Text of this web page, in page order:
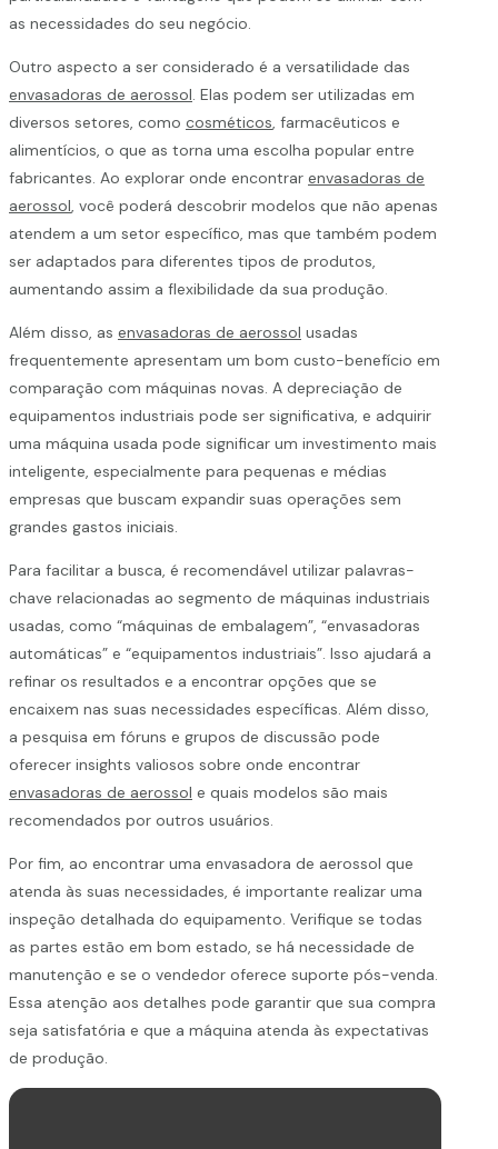
as necessidades do seu negócio.
Outro aspecto a ser considerado é a versatilidade das
envasadoras de aerossol. Elas podem ser utilizadas em
diversos setores, como cosméticos, farmacêuticos e
alimentícios, o que as torna uma escolha popular entre
fabricantes. Ao explorar onde encontrar envasadoras de
aerossol, você poderá descobrir modelos que não apenas
atendem a um setor específico, mas que também podem
ser adaptados para diferentes tipos de produtos,
aumentando assim a flexibilidade da sua produção.
Além disso, as envasadoras de aerossol usadas
frequentemente apresentam um bom custo-benefício em
comparação com máquinas novas. A depreciação de
equipamentos industriais pode ser significativa, e adquirir
uma máquina usada pode significar um investimento mais
inteligente, especialmente para pequenas e médias
empresas que buscam expandir suas operações sem
grandes gastos iniciais.
Para facilitar a busca, é recomendável utilizar palavras-
chave relacionadas ao segmento de máquinas industriais
usadas, como “máquinas de embalagem”, “envasadoras
automáticas” e “equipamentos industriais”. Isso ajudará a
refinar os resultados e a encontrar opções que se
encaixem nas suas necessidades específicas. Além disso,
a pesquisa em fóruns e grupos de discussão pode
oferecer insights valiosos sobre onde encontrar
envasadoras de aerossol e quais modelos são mais
recomendados por outros usuários.
Por fim, ao encontrar uma envasadora de aerossol que
atenda às suas necessidades, é importante realizar uma
inspeção detalhada do equipamento. Verifique se todas
as partes estão em bom estado, se há necessidade de
manutenção e se o vendedor oferece suporte pós-venda.
Essa atenção aos detalhes pode garantir que sua compra
seja satisfatória e que a máquina atenda às expectativas
de produção.